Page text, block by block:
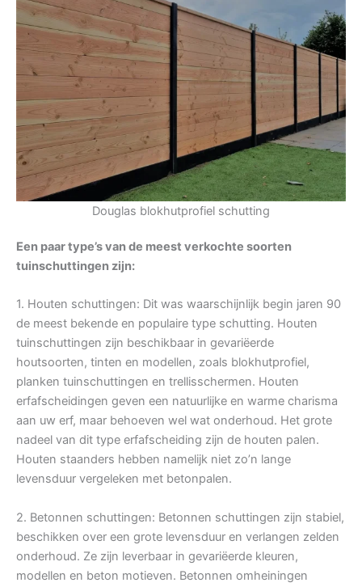
Douglas blokhutprofiel schutting
Een paar type’s van de meest verkochte soorten
tuinschuttingen zijn:
1. Houten schuttingen: Dit was waarschijnlijk begin jaren 90
de meest bekende en populaire type schutting. Houten
tuinschuttingen zijn beschikbaar in gevariëerde
houtsoorten, tinten en modellen, zoals blokhutprofiel,
planken tuinschuttingen en trellisschermen. Houten
erfafscheidingen geven een natuurlijke en warme charisma
aan uw erf, maar behoeven wel wat onderhoud. Het grote
nadeel van dit type erfafscheiding zijn de houten palen.
Houten staanders hebben namelijk niet zo’n lange
levensduur vergeleken met betonpalen.
2. Betonnen schuttingen: Betonnen schuttingen zijn stabiel,
beschikken over een grote levensduur en verlangen zelden
onderhoud. Ze zijn leverbaar in gevariëerde kleuren,
modellen en beton motieven. Betonnen omheiningen